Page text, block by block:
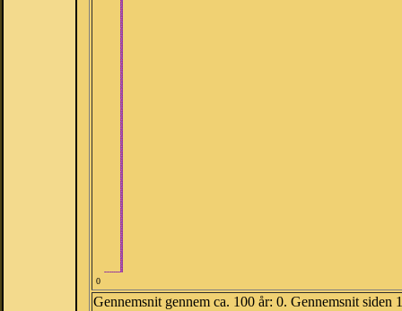
0
Gennemsnit gennem ca. 100 år: 0. Gennemsnit siden